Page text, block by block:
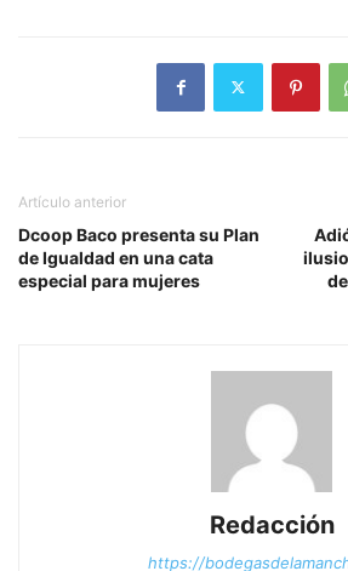
Artículo anterior
Dcoop Baco presenta su Plan
de Igualdad en una cata
especial para mujeres
Redacción
https://